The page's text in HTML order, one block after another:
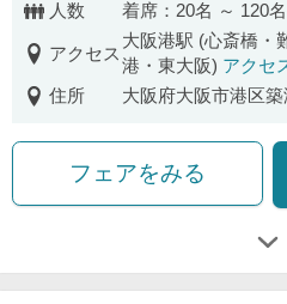
人数
着席：20名 ～ 120名
アクセス
大阪港駅 (心斎橋・
港・東大阪) アクセ
住所
大阪府大阪市港区
フェアをみる